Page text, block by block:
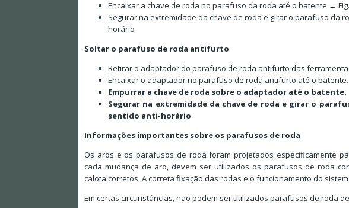
Encaixar a chave de roda no parafuso da roda até o batente → Fig.
Segurar na extremidade da chave de roda e girar o parafuso da
horário
Soltar o parafuso de roda antifurto
Retirar o adaptador do parafuso de roda antifurto das
Encaixar o adaptador no parafuso de roda antifurto até o batente.
Empurrar a chave de roda sobre o adaptador até o batente.
Segurar na extremidade da chave de roda e girar o
sentido anti-horário
Informações importantes sobre os parafusos de roda
Os aros e os parafusos de roda foram projetados especificamente
cada mudança de aro, devem ser utilizados os parafusos de roda
calota corretos. A correta fixação das rodas e o funcionamento do
Em certas circunstâncias, não podem ser utilizados parafusos de roda